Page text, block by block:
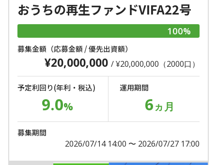
おうちの再生ファンドVIFA22号
100%
募集金額（応募金額 / 優先出資額）
¥20,000,000 / ¥20,000,000（2000口）
予定利回り(年利・税込)
9.0%
運用期間
6ヵ月
募集期間
2026/07/14 14:00 〜 2026/07/27 17:00